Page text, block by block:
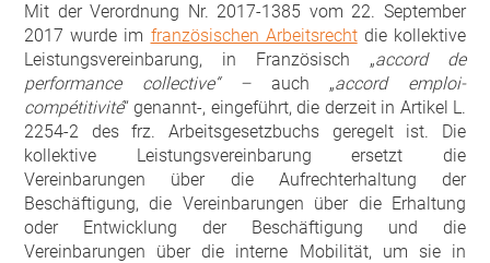
Mit der Verordnung Nr. 2017-1385 vom 22. September
2017 wurde im französischen Arbeitsrechtdie kollektive
Leistungsvereinbarung, in Französisch „accord de
performance collective“ –auch „accord emploi-
compétitivité“ genannt-, eingeführt, die derzeit in Artikel L.
2254-2 des frz. Arbeitsgesetzbuchs geregelt ist. Die
kollektive Leistungsvereinbarung ersetzt die
Vereinbarungen über die Aufrechterhaltung der
Beschäftigung, die Vereinbarungen über die Erhaltung
oder Entwicklung der Beschäftigung und die
Vereinbarungen über die interne Mobilität, um sie in